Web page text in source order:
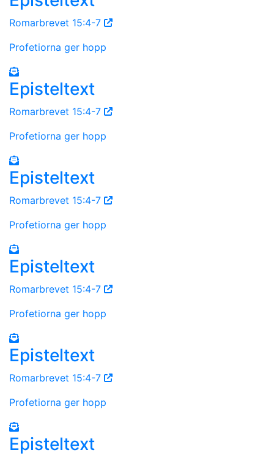
Romarbrevet 15:4-7
Profetiorna ger hopp
Episteltext
Romarbrevet 15:4-7
Profetiorna ger hopp
Episteltext
Romarbrevet 15:4-7
Profetiorna ger hopp
Episteltext
Romarbrevet 15:4-7
Profetiorna ger hopp
Episteltext
Romarbrevet 15:4-7
Profetiorna ger hopp
Episteltext